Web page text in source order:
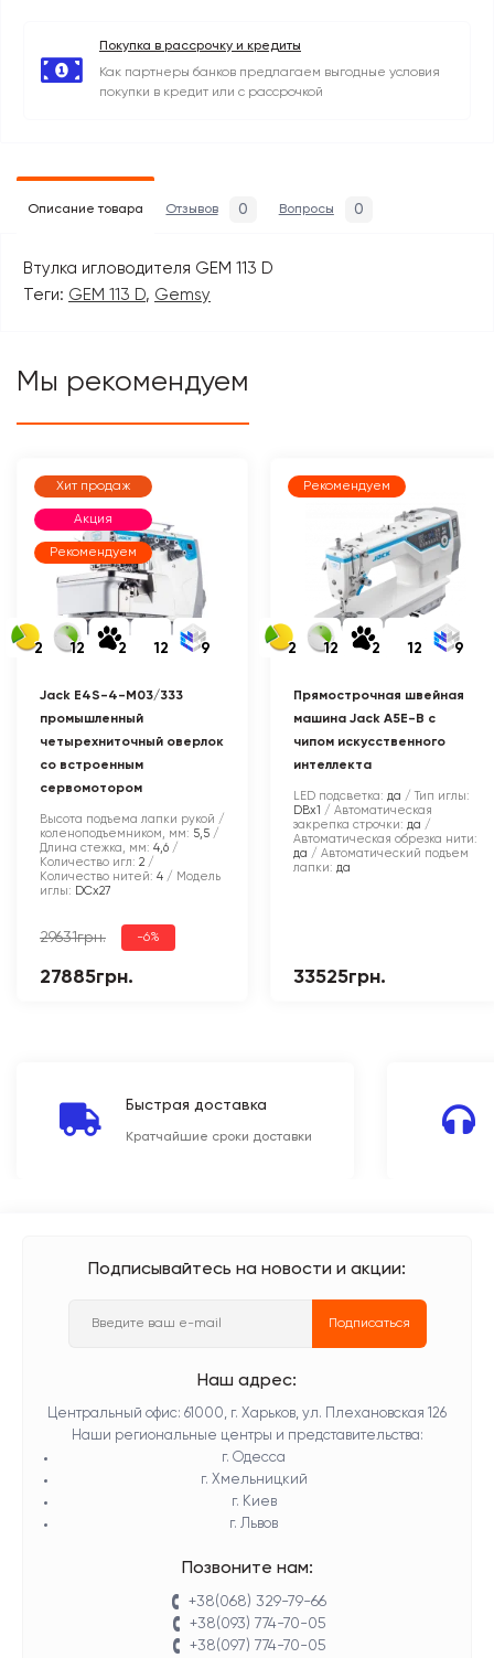
Покупка в рассрочку и кредиты
Как партнеры банков предлагаем выгодные условия
покупки в кредит или с рассрочкой
Описание товара Отзывов 0 Вопросы 0
Втулка игловодителя GEM 113 D
Теги: GEM 113 D, Gemsy
Мы рекомендуем
Хит продаж
Акция
Рекомендуем
2 12 2 12 9
Jack E4S-4-M03/333
промышленный
четырехниточный оверлок
со встроенным
сервомотором
Высота подъема лапки рукой /
коленоподъемником, мм: 5,5
Длина стежка, мм: 4,6
Количество игл: 2
Количество нитей: 4
Модель
иглы: DCx27
29631грн. -6%
27885грн.
Рекомендуем
2 12 2 12 9
Прямострочная швейная
машина Jack A5E-B с
чипом искусственного
интеллекта
LED подсветка: да
Тип иглы:
DBx1
Автоматическая
закрепка строчки: да
Автоматическая обрезка нити:
да
Автоматический подъем
лапки: да
33525грн.
Быстрая доставка
Кратчайшие сроки доставки
Подписывайтесь на новости и акции:
Подписаться
Наш адрес:
Центральный офис: 61000, г. Харьков, ул. Плехановская 126
Наши региональные центры и представительства:
г. Одесса
г. Хмельницкий
г. Киев
г. Львов
Позвоните нам:
+38(068) 329-79-66
+38(093) 774-70-05
+38(097) 774-70-05